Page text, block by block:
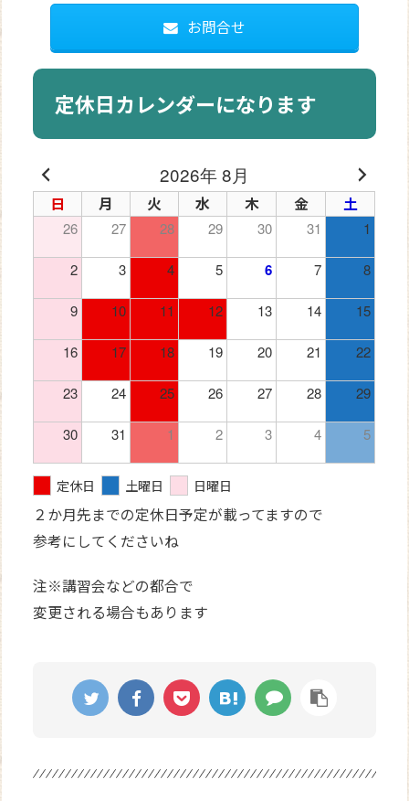
お問合せ
定休日カレンダーになります
2026年 8月
日 月 火 水 木 金 土
26 27 28 29 30 31 1
2 3 4 5 6 7 8
9 10 11 12 13 14 15
16 17 18 19 20 21 22
23 24 25 26 27 28 29
30 31 1 2 3 4 5
定休日 土曜日 日曜日
２か月先までの定休日予定が載ってますので
参考にしてくださいね
注※講習会などの都合で
変更される場合もあります